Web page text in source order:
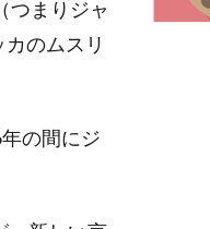
つまりジャ
のムスリ
の間にジ